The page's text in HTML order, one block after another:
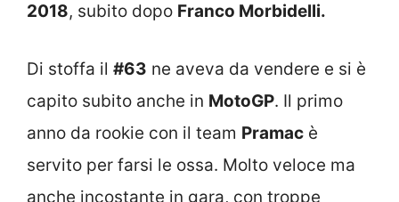
2018, subito dopo Franco Morbidelli.
Di stoffa il #63 ne aveva da vendere e si è
capito subito anche in MotoGP. Il primo
anno da rookie con il team Pramac è
servito per farsi le ossa. Molto veloce ma
anche incostante in gara, con troppe